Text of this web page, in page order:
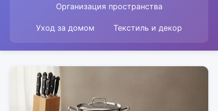
Организация пространства
Уход за домом Текстиль и декор